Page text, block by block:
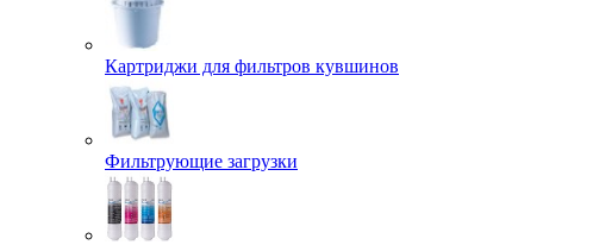
Картриджи для фильтров кувшинов
Фильтрующие загрузки